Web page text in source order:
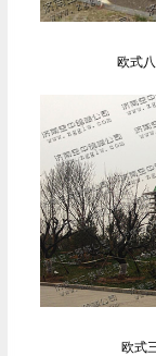
欧式
欧式